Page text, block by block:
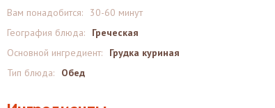
Вам понадобится:
30-60 минут
География блюда:
Греческая
Основной ингредиент:
Грудка куриная
Тип блюда:
Обед